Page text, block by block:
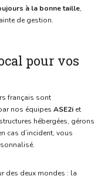
à la bonne taille,
de gestion.
pour vos
français sont
nos équipes ASE2i et
hébergées, gérons
cas d’incident, vous
des deux mondes : la